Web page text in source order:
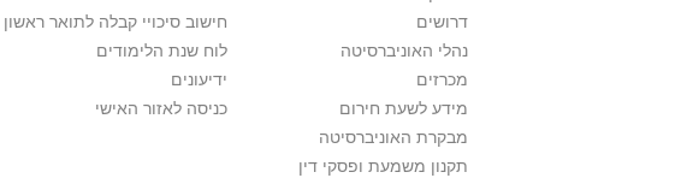
דרושים
נהלי האוניברסיטה
מכרזים
מידע לשעת חירום
מבקרת האוניברסיטה
תקנון משמעת ופסקי דין
חישוב סיכויי קבלה לתואר ראשון
לוח שנת הלימודים
ידיעונים
כניסה לאזור האישי